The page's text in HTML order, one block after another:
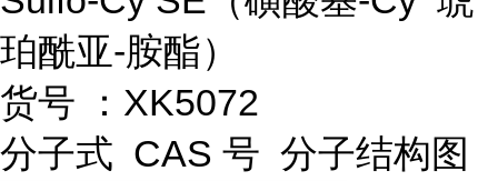
珀酰亚-胺酯）
货号 ：XK5072
分子式 CAS 号 分子结构图